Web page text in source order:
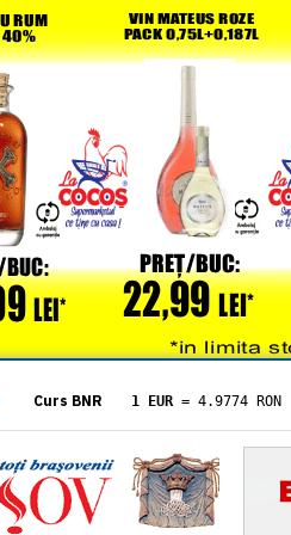
Curs BNR 1 EUR = 4.9774 RON
= 5.8304 RON
1 XAU= 464.4611 RON
1 AED= 1.1933 RON
1 AUD= 2.7957 RON
1 BGN= 2.5449 RON